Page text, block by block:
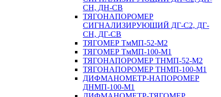
СН, ДН-СВ
ТЯГОНАПОРОМЕР
СИГНАЛИЗИРУЮЩИЙ ДГ-С2, ДГ-
СН, ДГ-СВ
ТЯГОМЕР ТмМП-52-М2
ТЯГОМЕР ТмМП-100-М1
ТЯГОНАПОРОМЕР ТНМП-52-М2
ТЯГОНАПОРОМЕР ТНМП-100-М1
ДИФМАНОМЕТР-НАПОРОМЕР
ДНМП-100-М1